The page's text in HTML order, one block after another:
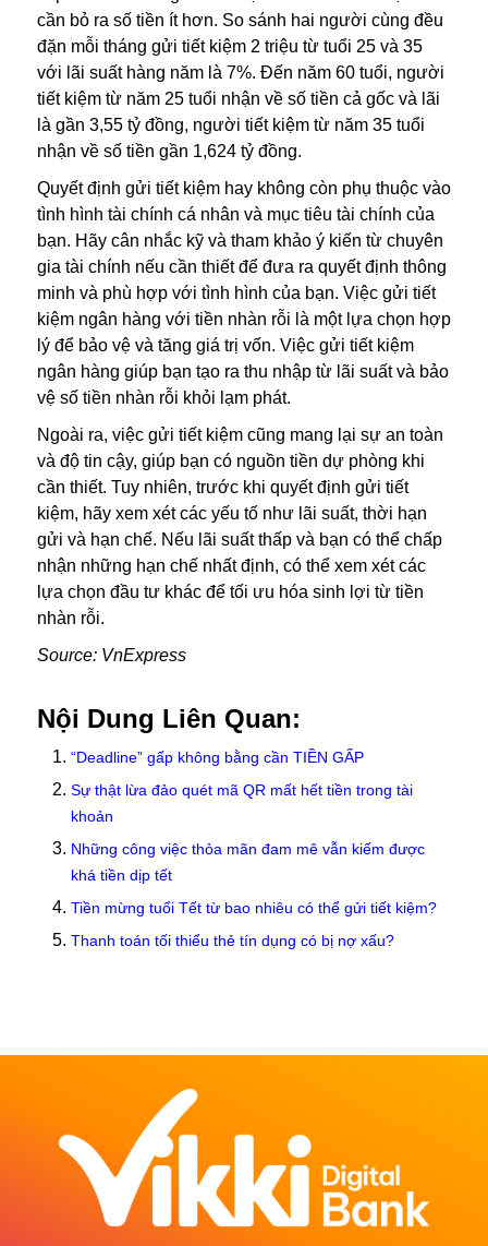
cần bỏ ra số tiền ít hơn. So sánh hai người cùng đều
đặn mỗi tháng gửi tiết kiệm 2 triệu từ tuổi 25 và 35
với lãi suất hàng năm là 7%. Đến năm 60 tuổi, người
tiết kiệm từ năm 25 tuổi nhận về số tiền cả gốc và lãi
là gần 3,55 tỷ đồng, người tiết kiệm từ năm 35 tuổi
nhận về số tiền gần 1,624 tỷ đồng.
Quyết định gửi tiết kiệm hay không còn phụ thuộc vào
tình hình tài chính cá nhân và mục tiêu tài chính của
bạn. Hãy cân nhắc kỹ và tham khảo ý kiến từ chuyên
gia tài chính nếu cần thiết để đưa ra quyết định thông
minh và phù hợp với tình hình của bạn. Việc gửi tiết
kiệm ngân hàng với tiền nhàn rỗi là một lựa chọn hợp
lý để bảo vệ và tăng giá trị vốn. Việc gửi tiết kiệm
ngân hàng giúp bạn tạo ra thu nhập từ lãi suất và bảo
vệ số tiền nhàn rỗi khỏi lạm phát.
Ngoài ra, việc gửi tiết kiệm cũng mang lại sự an toàn
và độ tin cậy, giúp bạn có nguồn tiền dự phòng khi
cần thiết. Tuy nhiên, trước khi quyết định gửi tiết
kiệm, hãy xem xét các yếu tố như lãi suất, thời hạn
gửi và hạn chế. Nếu lãi suất thấp và bạn có thể chấp
nhận những hạn chế nhất định, có thể xem xét các
lựa chọn đầu tư khác để tối ưu hóa sinh lợi từ tiền
nhàn rỗi.
Source: VnExpress
Nội Dung Liên Quan:
“Deadline” gấp không bằng cần TIỀN GẤP
Sự thật lừa đảo quét mã QR mất hết tiền trong tài
khoản
Những công việc thỏa mãn đam mê vẫn kiếm được
khá tiền dịp tết
Tiền mừng tuổi Tết từ bao nhiêu có thể gửi tiết kiệm?
Thanh toán tối thiểu thẻ tín dụng có bị nợ xấu?